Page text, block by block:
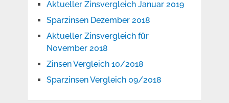
Aktueller Zinsvergleich Januar 2019
Sparzinsen Dezember 2018
Aktueller Zinsvergleich für
November 2018
Zinsen Vergleich 10/2018
Sparzinsen Vergleich 09/2018